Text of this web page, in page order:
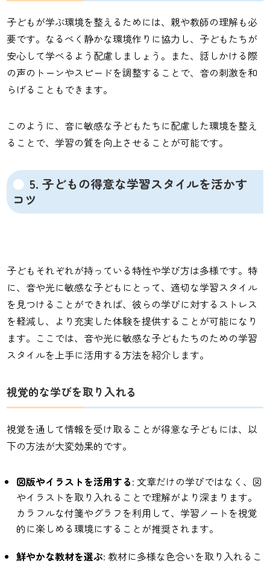
子どもが学ぶ環境を整えるためには、親や教師の理解も必
要です。なるべく静かな環境作りに協力し、子どもたちが
安心して学べるよう配慮しましょう。また、話しかける際
の声のトーンやスピードを調整することで、音の刺激を和
らげることもできます。
このように、音に敏感な子どもたちに配慮した環境を整え
ることで、学習の質を向上させることが可能です。
5. 子どもの得意な学習スタイルを活かす
コツ
子どもそれぞれが持っている特性や学び方は多様です。特
に、音や光に敏感な子どもにとって、適切な学習スタイル
を見つけることができれば、彼らの学びに対するストレス
を軽減し、より充実した体験を提供することが可能になり
ます。ここでは、音や光に敏感な子どもたちのための学習
スタイルを上手に活用する方法を紹介します。
視覚的な学びを取り入れる
視覚を通して情報を受け取ることが得意な子どもには、以
下の方法が大変効果的です。
図版やイラストを活用する: 文章だけの学びではなく、図
やイラストを取り入れることで理解がより深まります。
カラフルな付箋やグラフを利用して、学習ノートを視覚
的に楽しめる環境にすることが推奨されます。
鮮やかな教材を選ぶ: 教材に多様な色合いを取り入れるこ